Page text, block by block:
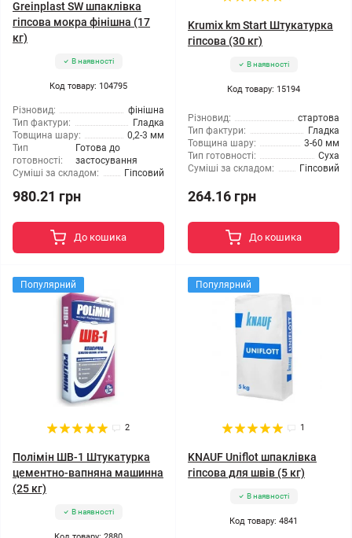
Greinplast SW шпаклівка
гіпсова мокра фінішна (17
кг)
В наявності
Код товару: 104795
Різновид:
фінішна
Тип фактури:
Гладка
Товщина шару:
0,2-3 мм
Тип
готовності:
Готова до
застосування
Суміші за складом:
Гіпсовий
980.21 грн
До кошика
Krumix km Start Штукатурка
гіпсова (30 кг)
В наявності
Код товару: 15194
Різновид:
стартова
Тип фактури:
Гладка
Товщина шару:
3-60 мм
Тип готовності:
Суха
Суміші за складом:
Гіпсовий
264.16 грн
До кошика
Популярний
2
Полімін ШВ-1 Штукатурка
цементно-вапняна машинна
(25 кг)
В наявності
Популярний
1
KNAUF Uniflot шпаклівка
гіпсова для швів (5 кг)
В наявності
Код товару: 4841